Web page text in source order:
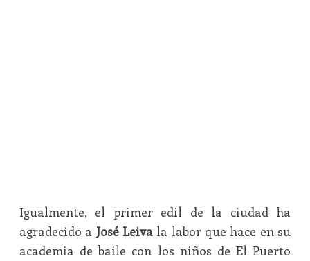
Igualmente, el primer edil de la ciudad ha
agradecido a José Leivala labor que hace en su
academia de baile con los niños de El Puerto